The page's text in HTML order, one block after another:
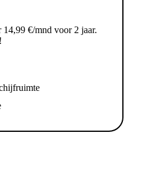
€/mnd voor 2 jaar.